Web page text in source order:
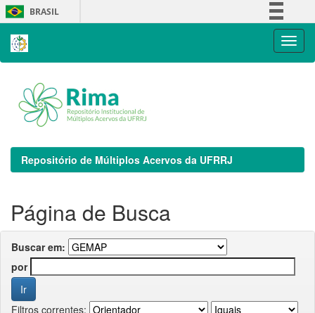
Skip
navigation
BRASIL
Repositório de Múltiplos Acervos da UFRRJ
Página de Busca
Buscar em:
por
Filtros correntes: